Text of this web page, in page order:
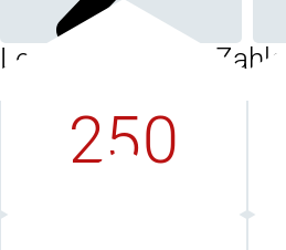
Lenord+Bauer in Zahlen
250